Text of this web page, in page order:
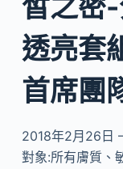
透亮套
首席團
2018年2月26日
對象:所有膚質、